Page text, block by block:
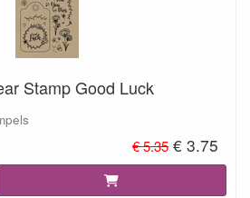
Stamp Good Luck
€ 5.35€ 3.75